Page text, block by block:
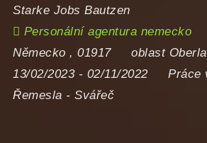
Starke Jobs Bautzen
Personální agentura nemecko
Německo ,01917
oblast
13/02/2023 - 02/11/2022 Práce
Řemesla -Svářeč